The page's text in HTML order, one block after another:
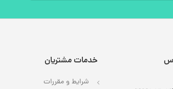
خدمات مشتریان
شرایط و مقررات